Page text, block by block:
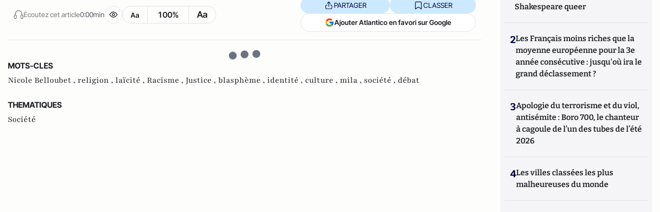
Écoutez cet article0:00min Aa 100% Aa
PARTAGER CLASSER
Ajouter Atlantico en favori sur Google
MOTS-CLES
Nicole Belloubet , religion , laïcité , Racisme , Justice , blasphème , identité , culture , mila , société , débat
THEMATIQUES
Société
Shakespeare queer
2Les Français moins riches que la
moyenne européenne pour la 3e
année consécutive : jusqu'où ira le
grand déclassement ?
3Apologie du terrorisme et du viol,
antisémite : Boro 700, le chanteur
à cagoule de l’un des tubes de l’été
2026
4Les villes classées les plus
malheureuses du monde